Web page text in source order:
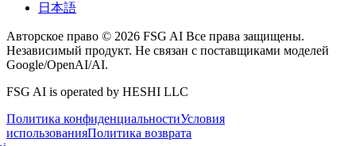
日本語
Авторское право © 2026 FSG AI Все права защищены.
Независимый продукт. Не связан с поставщиками моделей
Google/OpenAI/AI.
FSG AI is operated by HESHI LLC
Политика конфиденциальностиУсловия
использованияПолитика возврата